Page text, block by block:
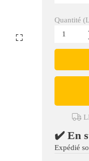
Quantité
✔️ En
Expédié